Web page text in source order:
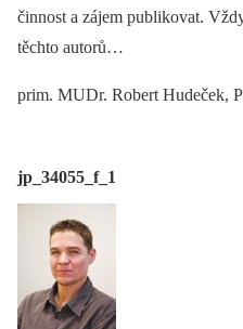
činnost a zájem publikovat.
těchto autorů…
prim. MUDr. Robert Hudeček,
jp_34055_f_1